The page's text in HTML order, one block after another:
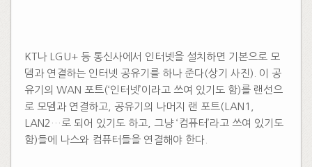
KT나 LGU+ 등 통신사에서 인터넷을 설치하면 기본으로 모
뎀과 연결하는 인터넷 공유기를 하나 준다(상기 사진). 이 공
유기의 WAN 포트(‘인터넷’이라고 쓰여 있기도 함)를 랜선으
로 모뎀과 연결하고, 공유기의 나머지 랜 포트(LAN1,
LAN2…로 되어 있기도 하고, 그냥 ‘컴퓨터’라고 쓰여 있기도
함)들에 나스와 컴퓨터들을 연결해야 한다.